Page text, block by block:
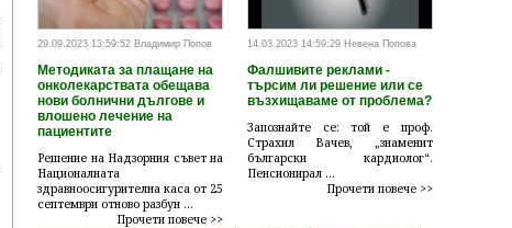
29.09.2023 13:59:52 Владимир Попов
Методиката за плащане на
онколекарствата обещава
нови болнични дългове и
влошено лечение на
пациентите
Решение на Надзорния съвет на
Националната
здравноосигурителна каса от 25
септември отново разбун ...
Прочети повече >>
14.03.2023 14:59:29 Невена Попова
Фалшивите реклами -
търсим ли решение или се
възхищаваме от проблема?
Запознайте се: той е проф.
Страхил Вачев, „знаменит
български кардиолог“.
Пенсионирал ...
Прочети повече >>